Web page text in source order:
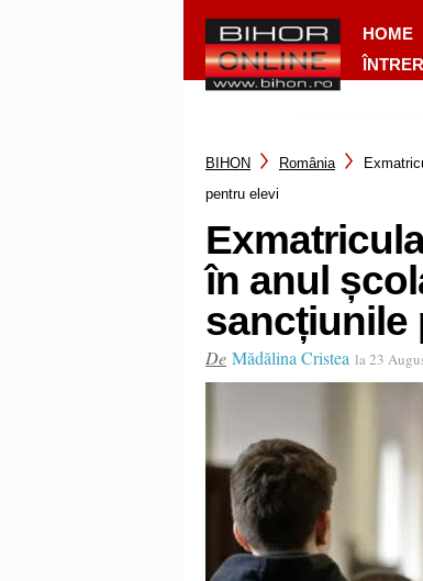
HOME
BIHON România
pentru elevi
în anul
sancțiunile
De Mădălina Cristea la 23